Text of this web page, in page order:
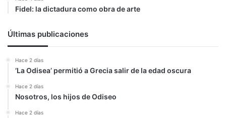
Fidel: la dictadura como obra de arte
Últimas publicaciones
Hace 2 días
‘La Odisea’ permitió a Grecia salir de la edad oscura
Hace 2 días
Nosotros, los hijos de Odiseo
Hace 2 días